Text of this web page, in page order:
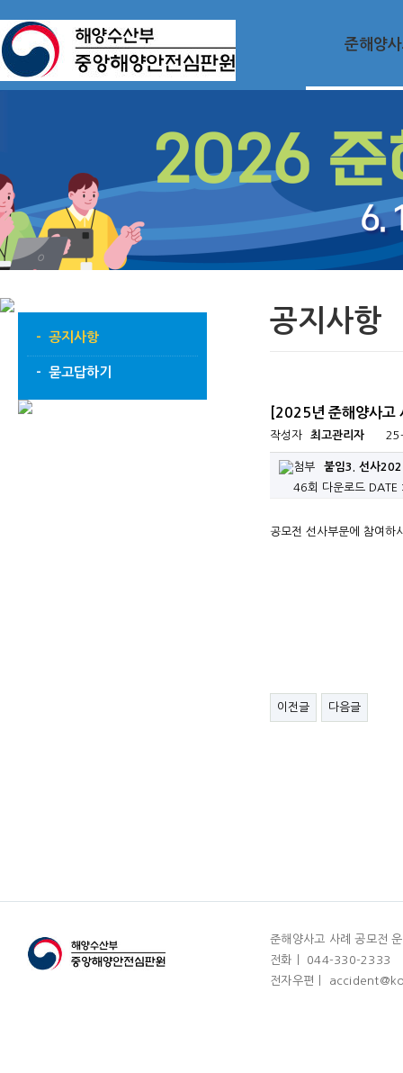
준해양
- 공지사항
- 묻고답하기
공지사항
[2025년 준해양사고
작성자 최고관리자
붙임3. 선사
46회 다운로드
공모전 선사부문에 참여하
이전글 다음글
준해양사고 사례 공모전
전화ㅣ 044-330-2333
전자우편ㅣ